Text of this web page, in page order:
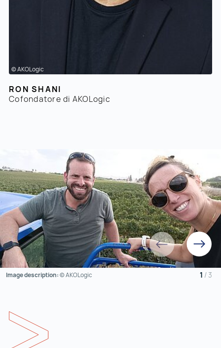
© AKOLogic
RON SHANI
Cofondatore di AKOLogic
Image description:© AKOLogic
Prima
1 / 3